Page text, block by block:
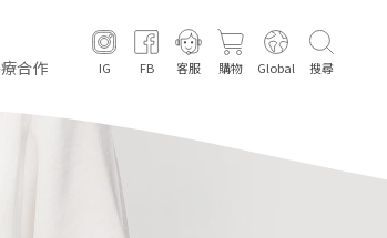
合作 IG FB 客服 購物 Global 搜尋